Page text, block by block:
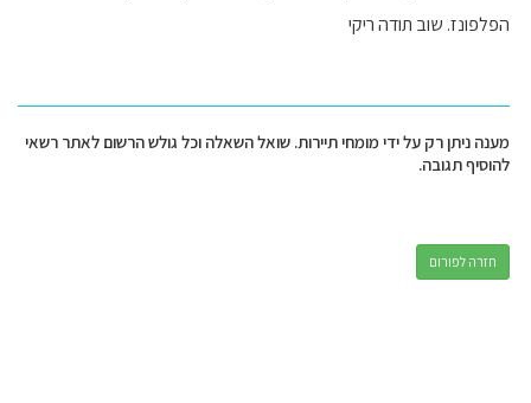
הפלפונז. שוב תודה ריקי
מענה ניתן רק על ידי מומחי תיירות. שואל השאלה וכל גולש הרשום לאתר רשאי
להוסיף תגובה.
חזרה לפורום